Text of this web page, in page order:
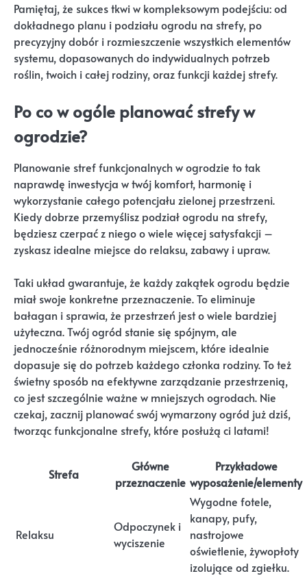
Pamiętaj, że sukces tkwi w kompleksowym podejściu: od
dokładnego planu i podziału ogrodu na strefy, po
precyzyjny dobór i rozmieszczenie wszystkich elementów
systemu, dopasowanych do indywidualnych potrzeb
roślin, twoich i całej rodziny, oraz funkcji każdej strefy.
Po co w ogóle planować strefy w
ogrodzie?
Planowanie stref funkcjonalnych w ogrodzie to tak
naprawdę inwestycja w twój komfort, harmonię i
wykorzystanie całego potencjału zielonej przestrzeni.
Kiedy dobrze przemyślisz podział ogrodu na strefy,
będziesz czerpać z niego o wiele więcej satysfakcji –
zyskasz idealne miejsce do relaksu, zabawy i upraw.
Taki układ gwarantuje, że każdy zakątek ogrodu będzie
miał swoje konkretne przeznaczenie. To eliminuje
bałagan i sprawia, że przestrzeń jest o wiele bardziej
użyteczna. Twój ogród stanie się spójnym, ale
jednocześnie różnorodnym miejscem, które idealnie
dopasuje się do potrzeb każdego członka rodziny. To też
świetny sposób na efektywne zarządzanie przestrzenią,
co jest szczególnie ważne w mniejszych ogrodach. Nie
czekaj, zacznij planować swój wymarzony ogród już dziś,
tworząc funkcjonalne strefy, które posłużą ci latami!
Strefa
Główne
przeznaczenie
Przykładowe
wyposażenie/elementy
Relaksu
Odpoczynek i
wyciszenie
Wygodne fotele,
kanapy, pufy,
nastrojowe
oświetlenie, żywopłoty
izolujące od zgiełku.